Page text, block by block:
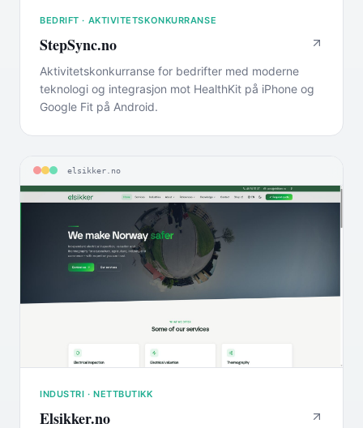
BEDRIFT · AKTIVITETSKONKURRANSE
StepSync.no
Aktivitetskonkurranse for bedrifter med moderne
teknologi og integrasjon mot HealthKit på iPhone og
Google Fit på Android.
elsikker.no
INDUSTRI · NETTBUTIKK
Elsikker.no